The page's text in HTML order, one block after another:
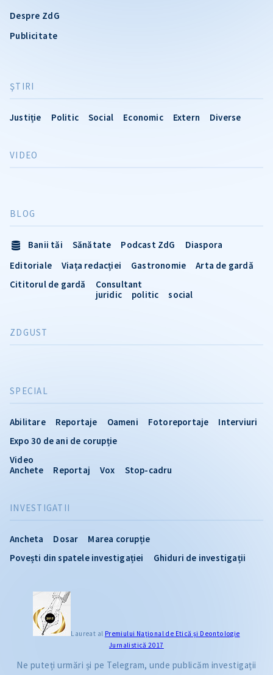
Despre ZdG
Publicitate
ŞTIRI
Justiție Politic Social Economic Extern Diverse
INVESTIGATII
Ancheta Dosar
Marea corupție
Povești din spatele investigației
Ghiduri de investigații
VIDEO
SPECIAL
Abilitare Reportaje Oameni Fotoreportaje
Interviuri
Expo 30 de ani de corupție
Video
Anchete
Reportaj Vox Stop-cadru
BLOG
Banii tăi Sănătate Podcast ZdG
Diaspora
Editoriale
Viața redacției Gastronomie
Arta de gardă
Cititorul de gardă
Consultant
juridic
politic social
ZDGUST
Laureat al Premiului Naţional de Etică și Deontologie
Jurnalistică 2017
Ne puteți urmări și pe Telegram, unde publicăm investigații